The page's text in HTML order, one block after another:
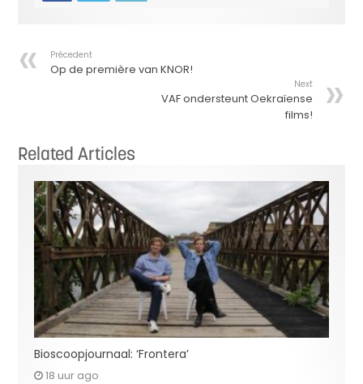
Précedent
Op de première van KNOR!
Next
VAF ondersteunt Oekraïense
films!
Related Articles
Bioscoopjournaal: ‘Frontera’
18 uur ago